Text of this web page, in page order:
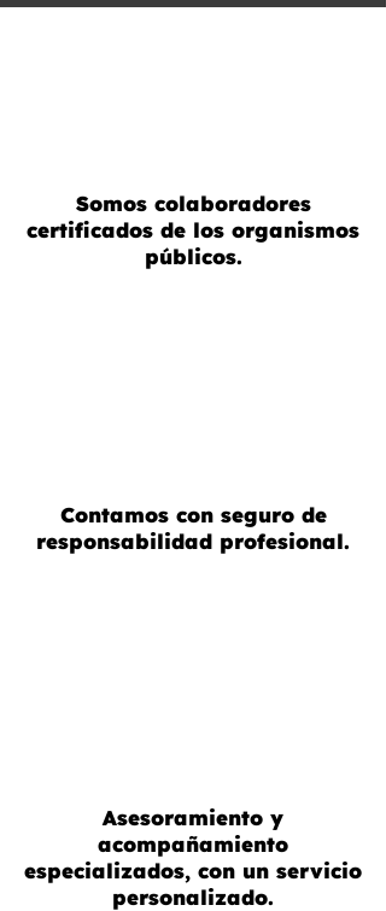
Somos colaboradores
certificados de los organismos
públicos.
Contamos con seguro de
responsabilidad profesional.
Asesoramiento y
acompañamiento
especializados, con un servicio
personalizado.